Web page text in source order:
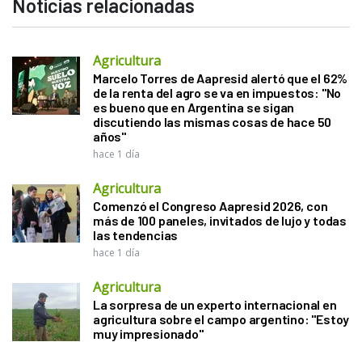
Noticias relacionadas
Agricultura
Marcelo Torres de Aapresid alertó que el 62%
de la renta del agro se va en impuestos: "No
es bueno que en Argentina se sigan
discutiendo las mismas cosas de hace 50
años"
hace 1 día
Agricultura
Comenzó el Congreso Aapresid 2026, con
más de 100 paneles, invitados de lujo y todas
las tendencias
hace 1 día
Agricultura
La sorpresa de un experto internacional en
agricultura sobre el campo argentino: "Estoy
muy impresionado"